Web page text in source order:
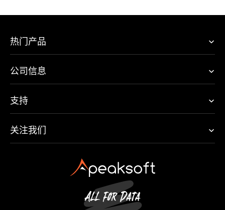
热门产品
公司信息
支持
关注我们